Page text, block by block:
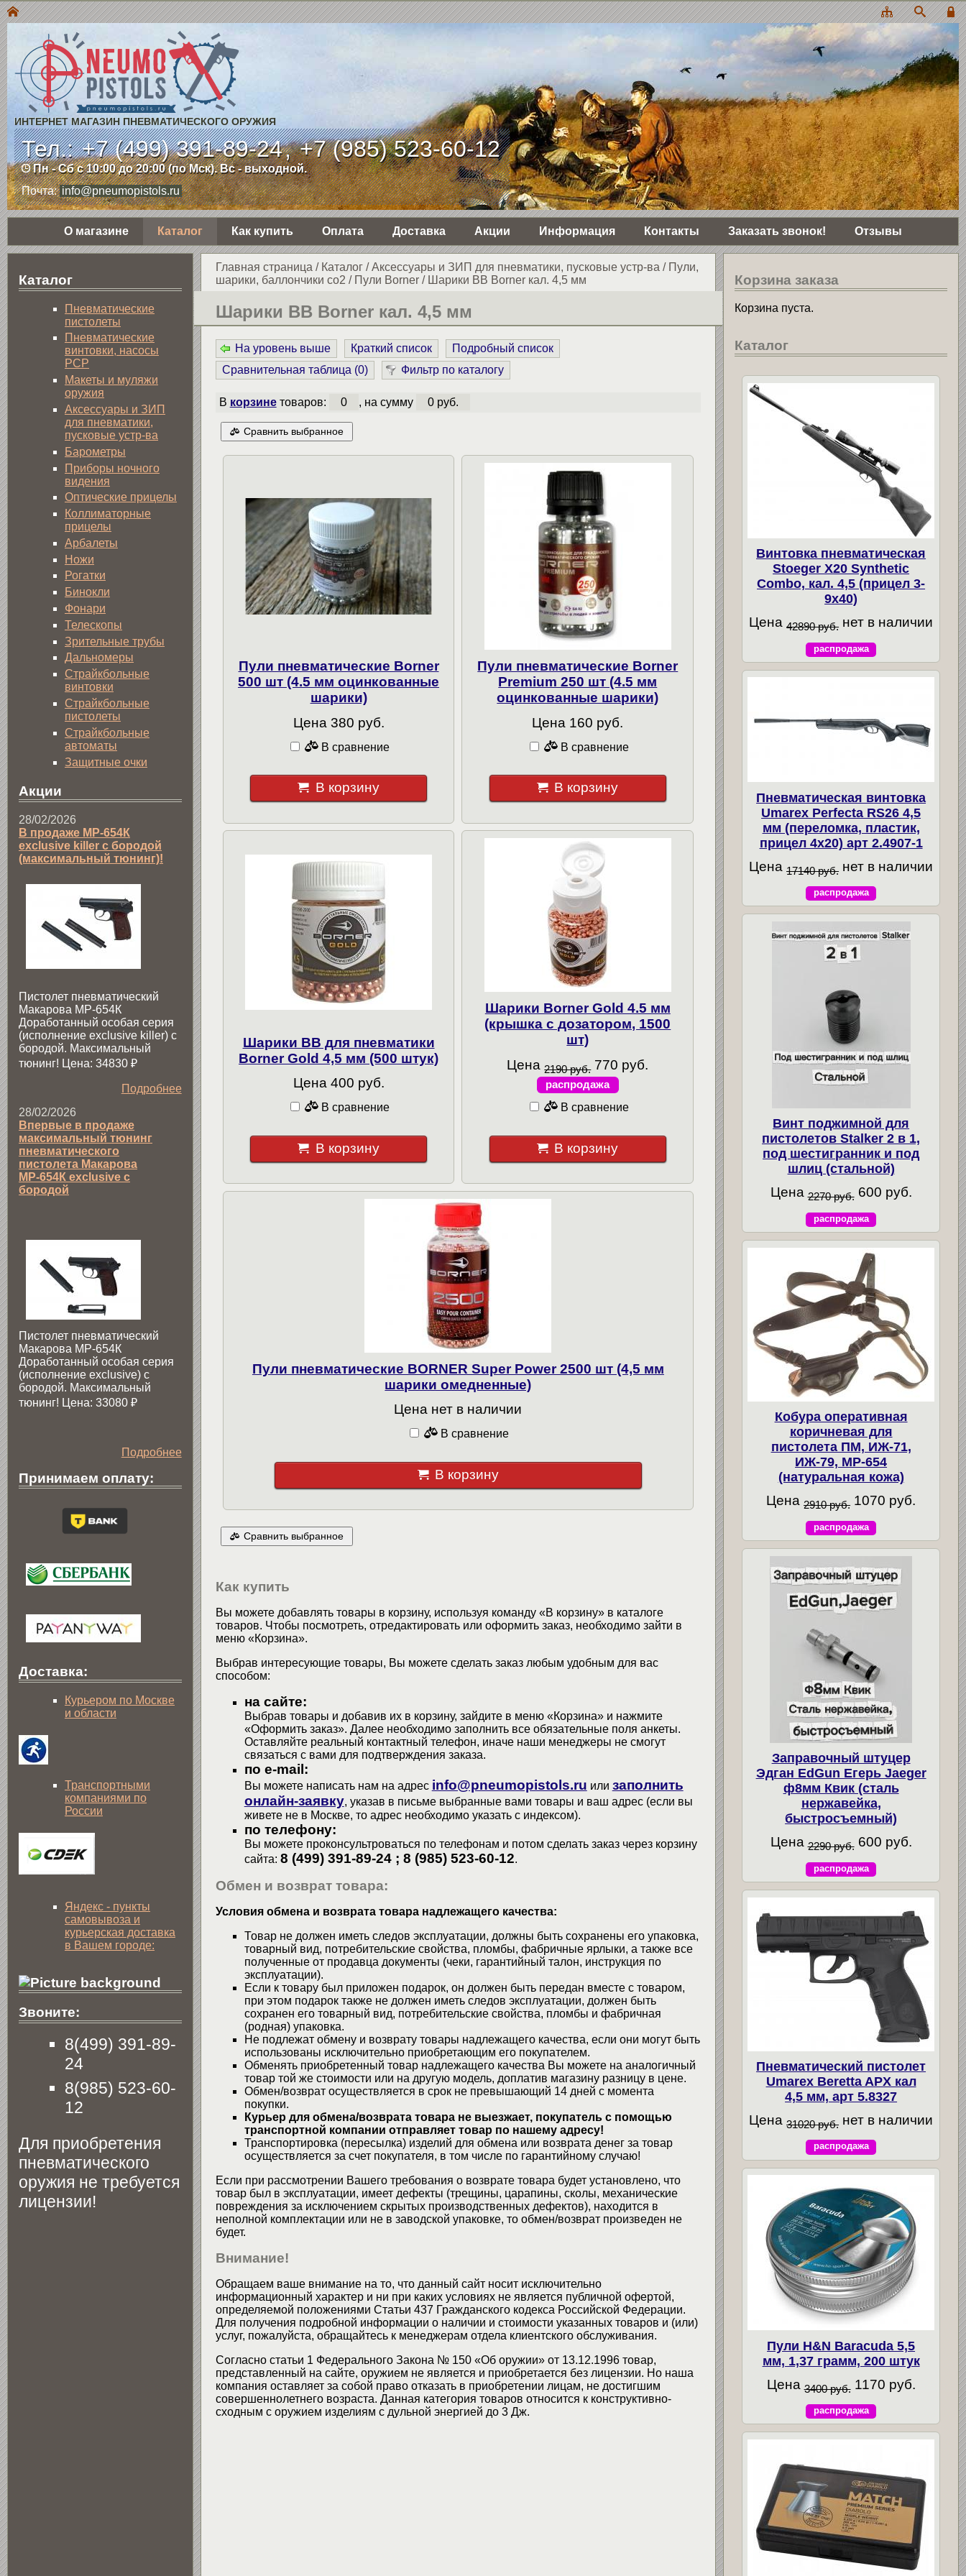
ИНТЕРНЕТ МАГАЗИН ПНЕВМАТИЧЕСКОГО ОРУЖИЯ
Тел.:+7 (499) 391-89-24,+7 (985) 523-60-12
Пн - Сб с 10:00 до 20:00 (по Мск). Вс - выходной.
Почта: info@pneumopistols.ru
О магазине Каталог Как купить Оплата Доставка Акции Информация Контакты Заказать звонок! Отзывы
Главная страница / Каталог/Аксессуары и ЗИП для пневматики, пусковые устр-ва / Пули,
шарики, баллончики со2 / Пули Borner/ Шарики BB Borner кал. 4,5 мм
Шарики BB Borner кал. 4,5 мм
На уровень выше Краткий список
Подробный список
Сравнительная таблица (0) Фильтр по каталогу
В корзинетоваров: 0 , на сумму 0 руб.
Сравнить выбранное
Пули пневматические Borner
500 шт (4.5 мм оцинкованные
шарики)
Цена 380 руб.
В сравнение
В корзину
Пули пневматические Borner
Premium 250 шт (4.5 мм
оцинкованные шарики)
Цена 160 руб.
В сравнение
В корзину
Шарики BB для пневматики
Borner Gold 4,5 мм (500 штук)
Цена 400 руб.
В сравнение
В корзину
Шарики Borner Gold 4.5 мм
(крышка с дозатором, 1500
шт)
Цена 2190 руб. 770 руб.
распродажа
В сравнение
В корзину
Пули пневматические BORNER Super Power 2500 шт (4,5 мм
шарики омедненные)
Цена нет в наличии
В сравнение
В корзину
Сравнить выбранное
Как купить
Вы можете добавлять товары в корзину, используя команду «В корзину» в каталоге
товаров. Чтобы посмотреть, отредактировать или оформить заказ, необходимо зайти в
меню «Корзина».
Выбрав интересующие товары, Вы можете сделать заказ любым удобным для вас
способом:
на сайте:
Выбрав товары и добавив их в корзину, зайдите в меню «Корзина» и нажмите
«Оформить заказ». Далее необходимо заполнить все обязательные поля анкеты.
Оставляйте реальный контактный телефон, иначе наши менеджеры не смогут
связаться с вами для подтверждения заказа.
по e-mail:
Вы можете написать нам на адрес info@pneumopistols.ru или заполнить
онлайн-заявку, указав в письме выбранные вами товары и ваш адрес (если вы
живете не в Москве, то адрес необходимо указать с индексом).
по телефону:
Вы можете проконсультроваться по телефонам и потом сделать заказ через корзину
сайта: 8 (499) 391-89-24 ; 8 (985) 523-60-12.
Обмен и возврат товара:
Условия обмена и возврата товара надлежащего качества:
Товар не должен иметь следов эксплуатации, должны быть сохранены его упаковка,
товарный вид, потребительские свойства, пломбы, фабричные ярлыки, а также все
полученные от продавца документы (чеки, гарантийный талон, инструкция по
эксплуатации).
Если к товару был приложен подарок, он должен быть передан вместе с товаром,
при этом подарок также не должен иметь следов эксплуатации, должен быть
сохранен его товарный вид, потребительские свойства, пломбы и фабричная
(родная) упаковка.
Не подлежат обмену и возврату товары надлежащего качества, если они могут быть
использованы исключительно приобретающим его покупателем.
Обменять приобретенный товар надлежащего качества Вы можете на аналогичный
товар той же стоимости или на другую модель, доплатив магазину разницу в цене.
Обмен/возврат осуществляется в срок не превышающий 14 дней с момента
покупки.
Курьер для обмена/возврата товара не выезжает, покупатель с помощью
транспортной компании отправляет товар по нашему адресу!
Транспортировка (пересылка) изделий для обмена или возврата денег за товар
осуществляется за счет покупателя, в том числе по гарантийному случаю!
Если при рассмотрении Вашего требования о возврате товара будет установлено, что
товар был в эксплуатации, имеет дефекты (трещины, царапины, сколы, механические
повреждения за исключением скрытых производственных дефектов), находится в
неполной комплектации или не в заводской упаковке, то обмен/возврат произведен не
будет.
Внимание!
Обращаем ваше внимание на то, что данный сайт носит исключительно
информационный характер и ни при каких условиях не является публичной офертой,
определяемой положениями Статьи 437 Гражданского кодекса Российской Федерации.
Для получения подробной информации о наличии и стоимости указанных товаров и (или)
услуг, пожалуйста, обращайтесь к менеджерам отдела клиентского обслуживания.
Согласно статьи 1 Федерального Закона № 150 «Об оружии» от 13.12.1996 товар,
представленный на сайте, оружием не является и приобретается без лицензии. Но наша
компания оставляет за собой право отказать в приобретении лицам, не достигшим
совершеннолетнего возраста. Данная категория товаров относится к конструктивно-
сходным с оружием изделиям с дульной энергией до 3 Дж.
Каталог
Пнев­ма­ти­чес­кие
пистолеты
Пневматические
винтовки, насосы
PCP
Макеты и муляжи
оружия
Аксессуары и ЗИП
для пневматики,
пусковые устр-ва
Барометры
Приборы ночного
видения
Оптические прицелы
Коллиматорные
прицелы
Арбалеты
Ножи
Рогатки
Бинокли
Фонари
Телескопы
Зрительные трубы
Дальномеры
Страйкбольные
винтовки
Страйкбольные
пистолеты
Страйкбольные
автоматы
Защитные очки
Акции
28/02/2026
В продаже МР-654К
exclusive killer с бородой
(максимальный тюнинг)!
Пистолет пневматический
Макарова МР-654К
Доработанный особая серия
(исполнение exclusive killer) с
бородой. Максимальный
тюнинг! Цена: 34830 ₽
Подробнее
28/02/2026
Впервые в продаже
максимальный тюнинг
пневматического
пистолета Макарова
МР-654К exclusive с
бородой
Пистолет пневматический
Макарова МР-654К
Доработанный особая серия
(исполнение exclusive) c
бородой. Максимальный
тюнинг! Цена: 33080 ₽
Подробнее
Принимаем оплату:
Доставка:
Курьером по Москве
и области
Транспортными
компаниями по
России
Яндекс - пункты
самовывоза и
курьерская доставка
в Вашем городе:
Звоните:
8(499) 391-89-
24
8(985) 523-60-
12
Для приобретения
пневматического
оружия не требуется
лицензии!
Корзина заказа
Корзина пуста.
Каталог
Винтовка пневматическая
Stoeger X20 Synthetic
Combo, кал. 4,5 (прицел 3-
9х40)
Цена 42890 руб. нет в наличии
распродажа
Пневматическая винтовка
Umarex Perfecta RS26 4,5
мм (переломка, пластик,
прицел 4x20) арт 2.4907-1
Цена 17140 руб. нет в наличии
распродажа
Винт поджимной для
пистолетов Stalker 2 в 1,
под шестигранник и под
шлиц (стальной)
Цена 2270 руб. 600 руб.
распродажа
Кобура оперативная
коричневая для
пистолета ПМ, ИЖ-71,
ИЖ-79, МР-654
(натуральная кожа)
Цена 2910 руб. 1070 руб.
распродажа
Заправочный штуцер
Эдган EdGun Егерь Jaeger
ф8мм Квик (сталь
нержавейка,
быстросъемный)
Цена 2290 руб. 600 руб.
распродажа
Пневматический пистолет
Umarex Beretta APX кал
4,5 мм, арт 5.8327
Цена31020 руб. нет в наличии
распродажа
Пули H&N Baracuda 5,5
мм, 1,37 грамм, 200 штук
Цена 3400 руб. 1170 руб.
распродажа